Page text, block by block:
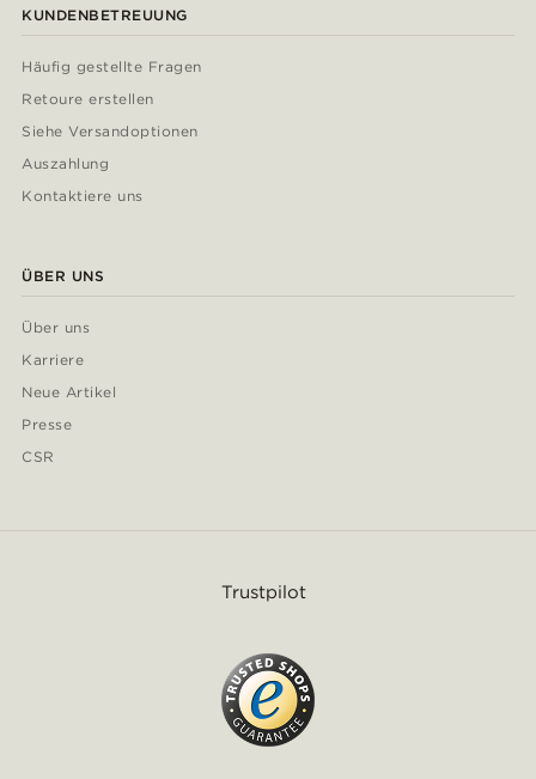
KUNDENBETREUUNG
Häufig gestellte Fragen
Retoure erstellen
Siehe Versandoptionen
Auszahlung
Kontaktiere uns
ÜBER UNS
Über uns
Karriere
Neue Artikel
Presse
CSR
Trustpilot